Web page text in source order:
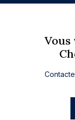
Vous